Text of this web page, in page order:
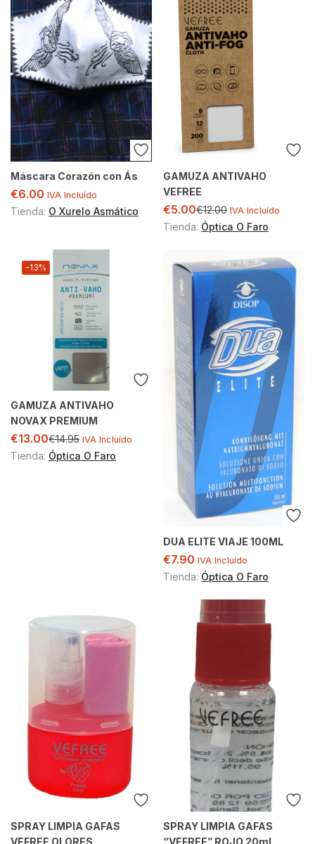
Máscara Corazón con Ás
€6.00 IVA Incluído
Tienda: O Xurelo Asmático
GAMUZA ANTIVAHO
VEFREE
€5.00€12.00 IVA Incluído
Tienda: Óptica O Faro
-13%
GAMUZA ANTIVAHO
NOVAX PREMIUM
€13.00€14.95 IVA Incluído
Tienda: Óptica O Faro
DUA ELITE VIAJE 100ML
€7.90 IVA Incluído
Tienda: Óptica O Faro
SPRAY LIMPIA GAFAS
VEFREE OLORES
SPRAY LIMPIA GAFAS
“VEFREE” ROJO 20ml